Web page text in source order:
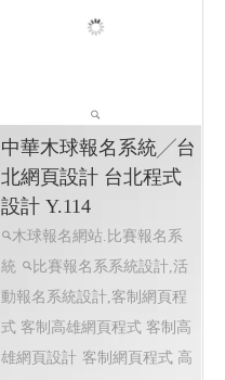
中華木球報名系統╱台
北網頁設計 台北程式
設計 Y.114
木球報名網站.比賽報名系
統
比賽報名系系統設計,活
動報名系統設計,客制網頁程